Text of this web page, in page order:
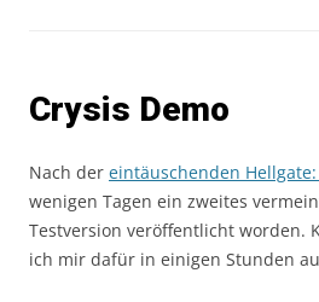
Crysis Demo
Nach der eintäuschenden
wenigen Tagen ein zweites
Testversion veröffentlicht worden.
ich mir dafür in einigen Stunden